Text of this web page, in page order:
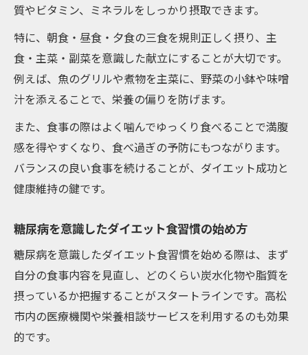
質やビタミン、ミネラルをしっかり摂取できます。
特に、朝食・昼食・夕食の三食を規則正しく摂り、主
食・主菜・副菜を意識した献立にすることが大切です。
例えば、魚のグリルや煮物を主菜に、野菜の小鉢や味噌
汁を添えることで、栄養の偏りを防げます。
また、食事の際はよく噛んでゆっくり食べることで満腹
感を得やすくなり、食べ過ぎの予防にもつながります。
バランスの良い食事を続けることが、ダイエット成功と
健康維持の鍵です。
糖尿病を意識したダイエット食習慣の始め方
糖尿病を意識したダイエット食習慣を始める際は、まず
自分の食事内容を見直し、どのくらい炭水化物や脂質を
摂っているか把握することがスタートラインです。高松
市内の医療機関や栄養相談サービスを利用するのも効果
的です。